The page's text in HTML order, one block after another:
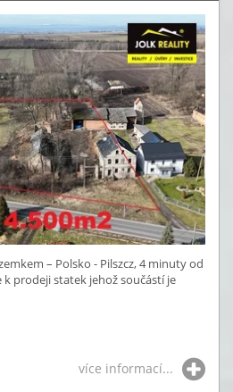
– Polsko - Pilszcz, 4 minuty od
prodeji statek jehož součástí je
více informací...